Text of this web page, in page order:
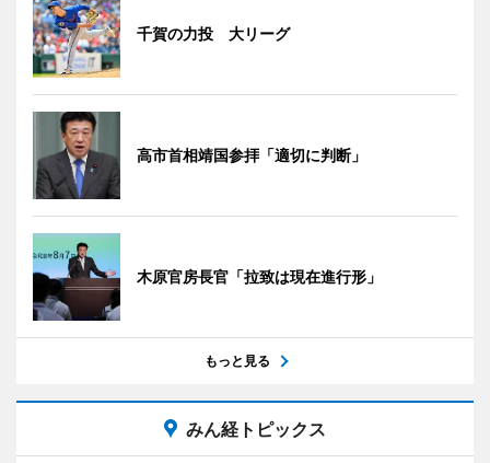
千賀の力投 大リーグ
高市首相靖国参拝「適切に判断」
木原官房長官「拉致は現在進行形」
もっと見る
みん経トピックス